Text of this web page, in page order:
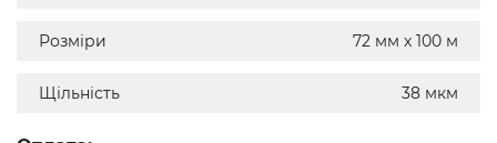
Розміри 72 мм х 100 м
Щільність 38 мкм